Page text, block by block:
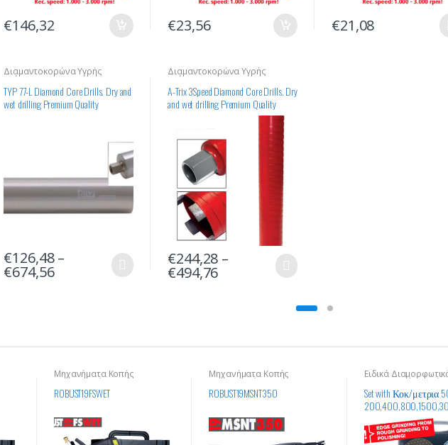
€146,32 €23,56 €21,08
Διαμαντοκορώνα Υγρής
Διάτρησης
TYP 77-L Diamond Core Drills. Dry and
wet drilling Premium Quality
€126,48–
€674,56
Διαμαντοκορώνα Υγρής
Διάτρησης
A-Trix 3Speed Diamond Core Drills. Dry
and wet drilling Premium Quality
€244,28 –
€494,76
Μηχανήματα Κοπής
Οικοδομικών Υλικών
ROBUST19FSWET
Μηχανήματα Κοπής
Οικοδομικών Υλικών
ROBUST19MSNT350
Ειδικά
Επεξεργασία Υλικών
Set with Κοκ/μετρια
Βάση για